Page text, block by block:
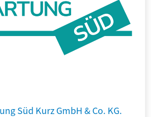
Süd Kurz GmbH & Co. KG.